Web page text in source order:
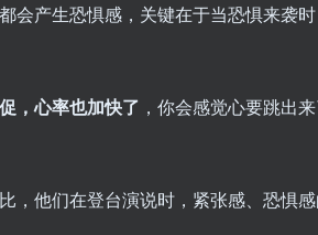
会产生恐惧感，关键在于当恐惧来袭
，心率也加快了 ，你会感觉心要跳出
，他们在登台演说时，紧张感、恐惧